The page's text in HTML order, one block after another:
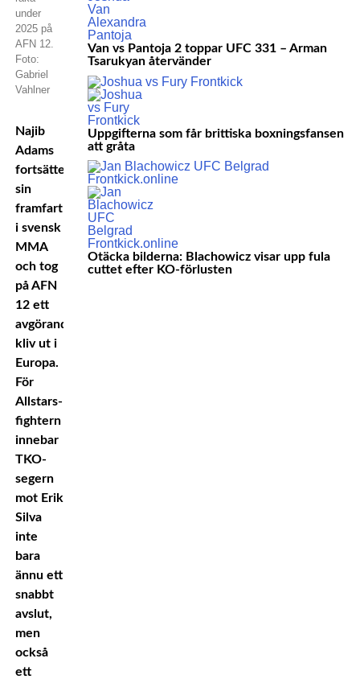
under
2025 på
AFN 12.
Foto:
Gabriel
Vahlner
Najib
Adams
fortsätter
sin
framfart
i svensk
MMA
och tog
på AFN
12 ett
avgörande
kliv ut i
Europa.
För
Allstars-
fightern
innebar
TKO-
segern
mot Erik
Silva
inte
bara
ännu ett
snabbt
avslut,
men
också
ett
Van vs Pantoja 2 toppar UFC 331 – Arman
Tsarukyan återvänder
Uppgifterna som får brittiska boxningsfansen
att gråta
Otäcka bilderna: Blachowicz visar upp fula
cuttet efter KO-förlusten